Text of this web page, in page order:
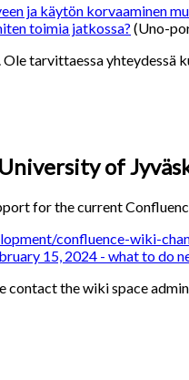
ja käytön korvaaminen
toimia jatkossa? (Uno-
tarvittaessa yhteydessä
of
for the current
confluence-wiki-
15, 2024 - what to do
the wiki space